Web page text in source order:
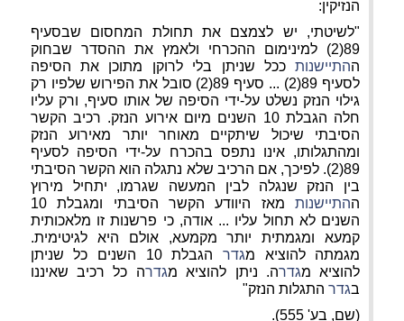
הנזיקין:
"לשיטתי, יש לצמצם את תחולת המחסום שבסעיף
89(2) למינימום ההכרחי ולאמץ את ההסדר שבחוק
ההתיישנותככל שניתן בלי לרוקן מתוכן את הסיפה
לסעיף 89(2) ... סעיף 89(2) סובל את הפירוש שלפיו רק
גילוי הנזק נשלט על-ידי הסיפה של אותו סעיף, ורק עליו
חלה הגבלת 10 השנים מיום אירוע הנזק. רכיב הקשר
הסיבתי שיכול שיתקיים מאוחר יותר מאירוע הנזק
ומהתגלותו, אינו נתפס בהכרח על-ידי הסיפה לסעיף
89(2). לפיכך, אם הרכיב שלא נתגלה הוא הקשר הסיבתי
בין הנזק שנגלה לבין המעשה שגרמו, יתחיל מירוץ
ההתיישנות
מאז היוודע הקשר הסיבתי ומגבלת 10
השנים לא תחול עליו ... אודה, כי פרשנות זו מלאכותית
קמעא ומגמתית יותר מקמעא, אולם היא לגיטימית.
מגמתה להוציא מגדר
הגבלת 10 השנים כל שניתן
להוציא מגדרה. ניתן להוציא מגדרה כל רכיב שאיננו
בגדרהתגלות הנזק"
(שם, בע' 555).